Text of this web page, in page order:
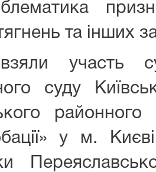
та інших
участь
суду
у м.